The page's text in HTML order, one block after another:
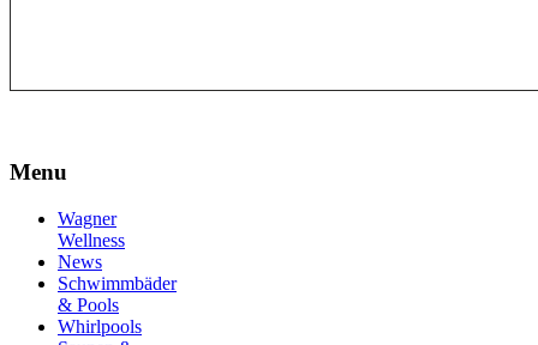
Menu
Wagner
Wellness
News
Schwimmbäder
& Pools
Whirlpools